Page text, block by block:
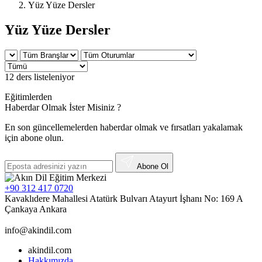
Yüz Yüze Dersler
Yüz Yüze Dersler
12 ders listeleniyor
Eğitimlerden
Haberdar Olmak İster Misiniz ?
En son güncellemelerden haberdar olmak ve fırsatları yakalamak
için abone olun.
Abone Ol
+90 312 417 0720
Kavaklıdere Mahallesi Atatürk Bulvarı Atayurt İşhanı No: 169 A
Çankaya Ankara
info@akindil.com
akindil.com